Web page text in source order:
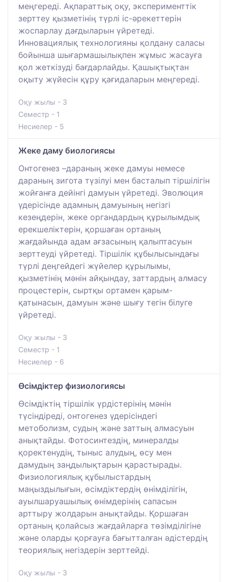
меңгереді. Ақпараттық оқу, эксперименттік
зерттеу қызметінің түрлі іс-әрекеттерін
жоспарлау дағдыларын үйретеді.
Инновациялық технологияны қолдану саласы
бойынша шығармашылықпен жұмыс жасауға
қол жеткізуді бағдарлайды. Қашықтықтан
оқыту жүйесін құру қағидаларын меңгереді.
Оқу жылы - 3
Семестр - 1
Несиелер - 5
Жеке даму биологиясы
Онтогенез –дараның жеке дамуы немесе
дараның зигота түзілуі мен басталып тіршілігін
жойғанға дейінгі дамуын үйретеді. Эволюция
үдерісінде адамның дамуының негізгі
кезеңдерін, жеке органдардың құрылымдық
ерекшеліктерін, қоршаған ортаның
жағдайында адам ағзасының қалыптасуын
зерттеуді үйретеді. Тіршілік құбылысындағы
түрлі деңгейдегі жүйелер құрылымы,
қызметінің мәнін айқындау, заттардың алмасу
процестерін, сыртқы ортамен қарым-
қатынасын, дамуын және шығу тегін білуге
үйретеді.
Оқу жылы - 3
Семестр - 1
Несиелер - 6
Өсімдіктер физиологиясы
Өсімдіктің тіршілік үрдістерінің мәнін
түсіндіреді, онтогенез үдерісіндегі
метоболизм, судың және заттың алмасуын
анықтайды. Фотосинтездің, минералды
қоректенудің, тыныс алудың, өсу мен
дамудың заңдылықтарын қарастырады.
Физиологиялық құбылыстардың
маңыздылығын, өсімдіктердің өнімділігін,
ауылшаруашылық өнімдерінің сапасын
арттыру жолдарын анықтайды. Қоршаған
ортаның қолайсыз жағдайларға төзімділігіне
және оларды қорғауға бағытталған әдістердің
теориялық негіздерін зерттейді.
Оқу жылы - 3